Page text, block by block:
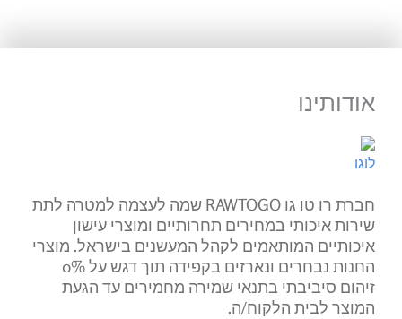
אודותינו
חברת רו טו גו RAWTOGO שמה לעצמה למטרה לתת
שירות איכותי במחירים תחרותיים ומוצרי עישון
איכותיים המותאמים לקהל המעשנים בישראל. מוצרי
החנות נבחרים ונארזים בקפידה תוך דגש על 0%
זיהום סיביבתי בתנאי שמירה מחמירים עד הגעת
המוצר לבית הלקוח/ה.